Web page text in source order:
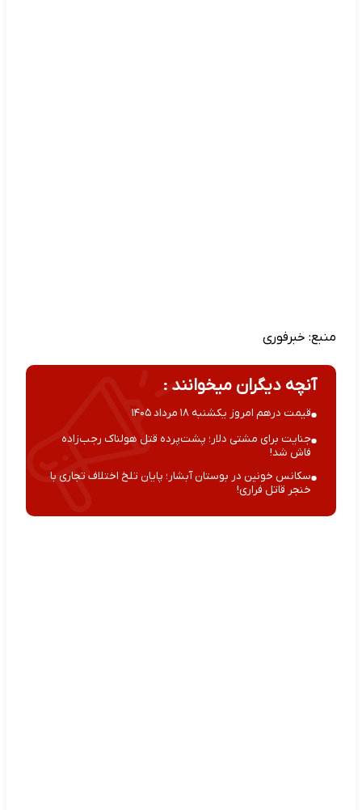
منبع: خبرفوری
آنچه دیگران میخوانند :
قیمت درهم امروز یکشنبه ۱۸ مرداد ۱۴۰۵
جنایت برای مشتی دلار؛ پشت‌پرده قتل هولناک رجب‌زاده
فاش شد!
سکانس خونین در بوستان آبشار؛ پایان تلخ اختلاف تجاری با
خنجر قاتل فراری!